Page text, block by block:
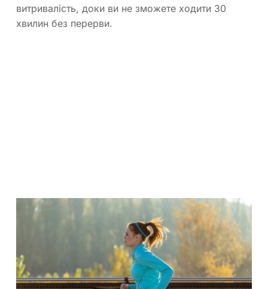
витривалість, доки ви не зможете ходити 30
хвилин без перерви.